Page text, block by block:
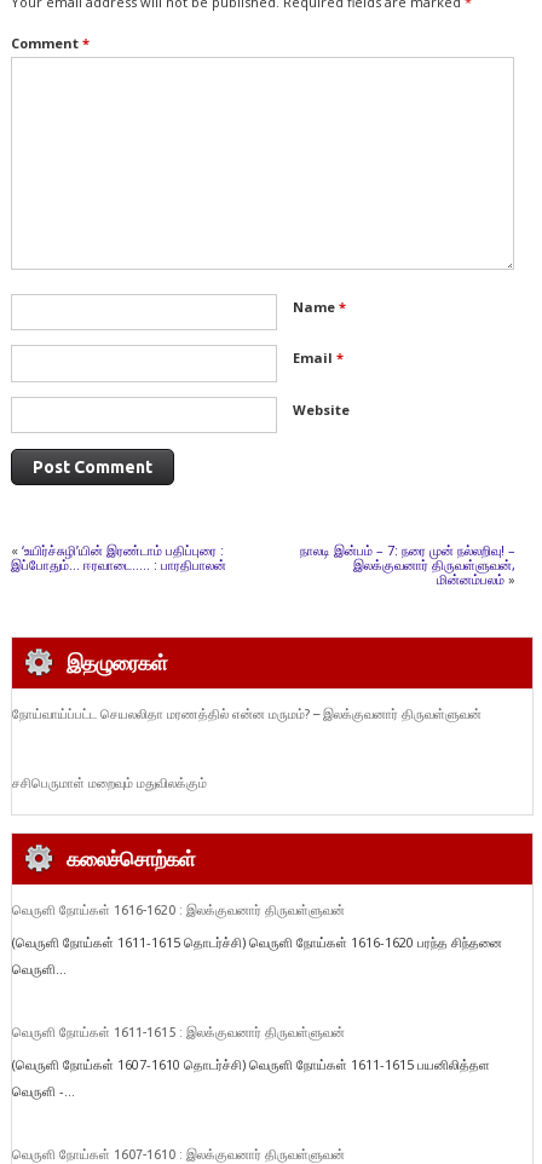
Comment *
Name *
Email *
Website
« ‘உயிர்ச்சுழி’யின் இரண்டாம் பதிப்புரை :
இப்போதும்… ஈரவாடை….. : பாரதிபாலன்
நாலடி இன்பம் – 7: நரை முன் நல்லறிவு! –
இலக்குவனார் திருவள்ளுவன்,
மின்னம்பலம் »
இதழுரைகள்
நோய்வாய்ப்பட்ட செயலலிதா மரணத்தில் என்ன மருமம்? – இலக்குவனார் திருவள்ளுவன்
சசிபெருமாள் மறைவும் மதுவிலக்கும்
கலைச்சொற்கள்
வெருளி நோய்கள் 1616-1620 : இலக்குவனார் திருவள்ளுவன்
(வெருளி நோய்கள் 1611-1615 தொடர்ச்சி) வெருளி நோய்கள் 1616-1620 பரந்த சிந்தனை
வெருளி...
வெருளி நோய்கள் 1611-1615 : இலக்குவனார் திருவள்ளுவன்
(வெருளி நோய்கள் 1607-1610 தொடர்ச்சி) வெருளி நோய்கள் 1611-1615 பயனிலித்தள
வெருளி -...
வெருளி நோய்கள் 1607-1610 : இலக்குவனார் திருவள்ளுவன்